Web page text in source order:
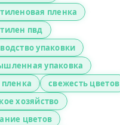
пленка
пвд
упаковки
упаковка
пленка
свежесть цветов
хозяйство
цветов